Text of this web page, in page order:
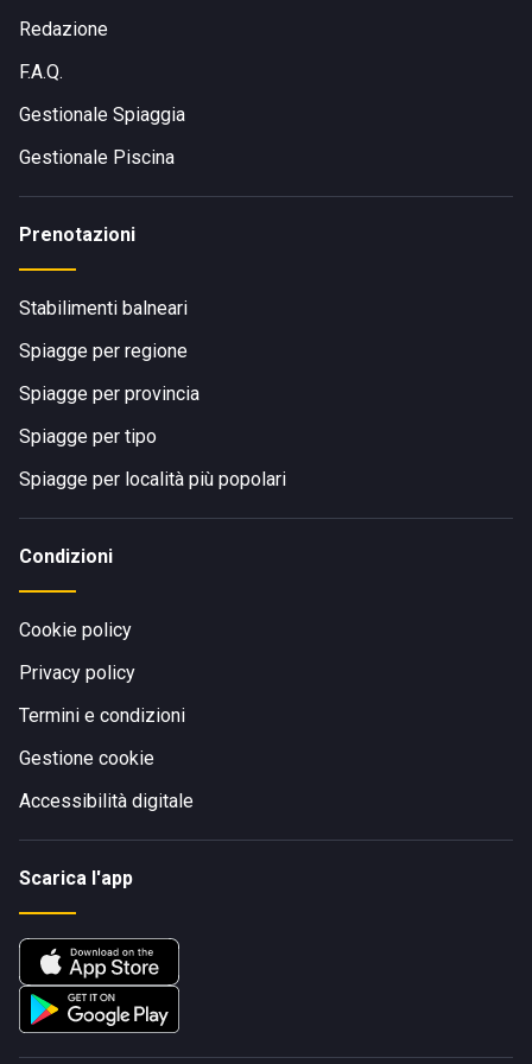
Redazione
F.A.Q.
Gestionale Spiaggia
Gestionale Piscina
Prenotazioni
Stabilimenti balneari
Spiagge per regione
Spiagge per provincia
Spiagge per tipo
Spiagge per località più popolari
Condizioni
Cookie policy
Privacy policy
Termini e condizioni
Gestione cookie
Accessibilità digitale
Scarica l'app